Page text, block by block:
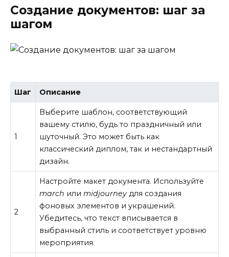
Создание документов: шаг за
шагом
Шаг Описание
1
Выберите шаблон, соответствующий
вашему стилю, будь то праздничный или
шуточный. Это может быть как
классический диплом, так и нестандартный
дизайн.
2
Настройте макет документа. Используйте
march илиmidjourneyдля создания
фоновых элементов и украшений.
Убедитесь, что текст вписывается в
выбранный стиль и соответствует уровню
мероприятия.